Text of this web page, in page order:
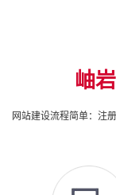
岫
网站建设流程简单：注